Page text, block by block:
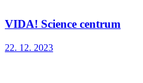
VIDA! Science centrum
22. 12. 2023